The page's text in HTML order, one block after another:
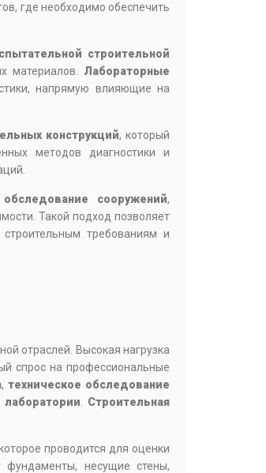
где необходимо обеспечить
строительной
материалов. Лабораторные
напрямую влияющие на
конструкций, который
методов диагностики и
обследование сооружений,
Такой подход позволяет
строительным требованиям и
отраслей. Высокая нагрузка
спрос на профессиональные
, техническое обследование
Строительная
проводится для оценки
фундаменты, несущие стены,